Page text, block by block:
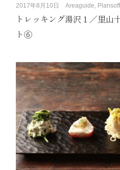
2017年8月10日 Areaguide,
トレッキング湯沢１／里山
ト⑥